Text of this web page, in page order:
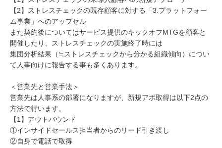
【2】ストレスチェックの既存顧客に対する「3.プラットフォー
ム事業」へのアップセル
また契約後についてはサービス提供のキックオフMTGを顧客と
開催したり、ストレスチェックの実施終了時には
集団分析結果（≒ストレスチェックから分かる組織傾向）につい
て人事向けに報告する事も多くあります。
＜営業先と営業手法＞
営業先は人事系の部署になりますが、新規アポ取得は以下2点の
方法で行います。
【1】アウトバウンド
①インサイドセールス担当者からのリード引き渡し
②自身で電話で取得